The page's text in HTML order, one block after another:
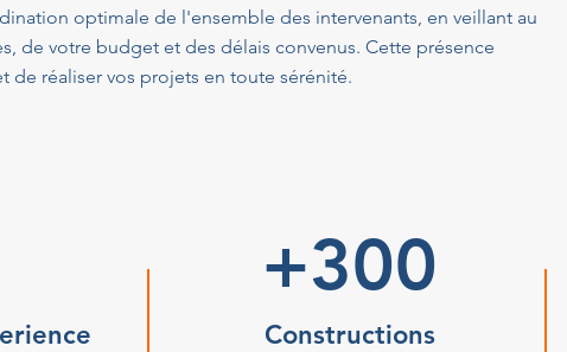
optimale de l'ensemble des intervenants, en veillant au
de votre budget et des délais convenus. Cette présence
de réaliser vos projets en toute sérénité.
+300
Constructions